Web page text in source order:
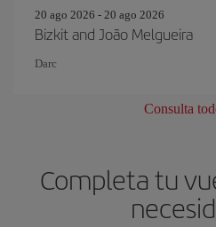
20 ago 2026 - 20 ago 2026
Bizkit and João Melgueira
Darc
Consulta
Completa tu